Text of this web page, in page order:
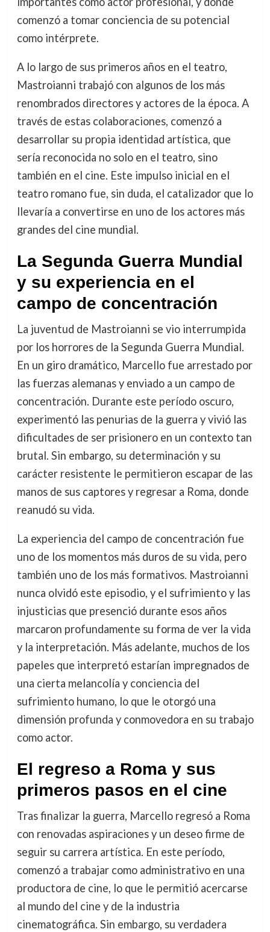
comenzó a tomar conciencia de su potencial
como intérprete.
A lo largo de sus primeros años en el teatro,
Mastroianni trabajó con algunos de los más
renombrados directores y actores de la época. A
través de estas colaboraciones, comenzó a
desarrollar su propia identidad artística, que
sería reconocida no solo en el teatro, sino
también en el cine. Este impulso inicial en el
teatro romano fue, sin duda, el catalizador que lo
llevaría a convertirse en uno de los actores más
grandes del cine mundial.
La Segunda Guerra Mundial
y su experiencia en el
campo de concentración
La juventud de Mastroianni se vio interrumpida
por los horrores de la Segunda Guerra Mundial.
En un giro dramático, Marcello fue arrestado por
las fuerzas alemanas y enviado a un campo de
concentración. Durante este período oscuro,
experimentó las penurias de la guerra y vivió las
dificultades de ser prisionero en un contexto tan
brutal. Sin embargo, su determinación y su
carácter resistente le permitieron escapar de las
manos de sus captores y regresar a Roma, donde
reanudó su vida.
La experiencia del campo de concentración fue
uno de los momentos más duros de su vida, pero
también uno de los más formativos. Mastroianni
nunca olvidó este episodio, y el sufrimiento y las
injusticias que presenció durante esos años
marcaron profundamente su forma de ver la vida
y la interpretación. Más adelante, muchos de los
papeles que interpretó estarían impregnados de
una cierta melancolía y conciencia del
sufrimiento humano, lo que le otorgó una
dimensión profunda y conmovedora en su trabajo
como actor.
El regreso a Roma y sus
primeros pasos en el cine
Tras finalizar la guerra, Marcello regresó a Roma
con renovadas aspiraciones y un deseo firme de
seguir su carrera artística. En este período,
comenzó a trabajar como administrativo en una
productora de cine, lo que le permitió acercarse
al mundo del cine y de la industria
cinematográfica. Sin embargo, su verdadera